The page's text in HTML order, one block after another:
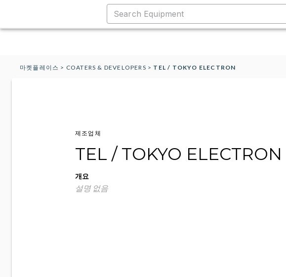
마켓플레이스 > COATERS & DEVELOPERS > TEL / TOKYO ELECTRON
제조업체
TEL / TOKYO ELECTRON
개요
설명 없음